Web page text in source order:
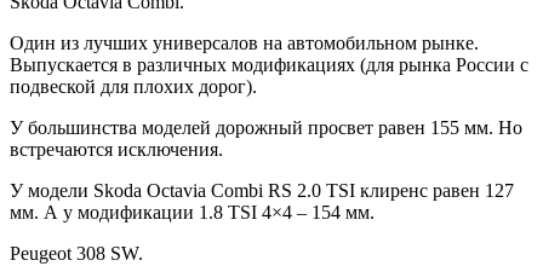
Один из лучших универсалов на автомобильном рынке.
Выпускается в различных модификациях (для рынка России с
подвеской для плохих дорог).
У большинства моделей дорожный просвет равен 155 мм. Но
встречаются исключения.
У модели Skoda Octavia Combi RS 2.0 TSI клиренс равен 127
мм. А у модификации 1.8 TSI 4×4 – 154 мм.
Peugeot 308 SW.